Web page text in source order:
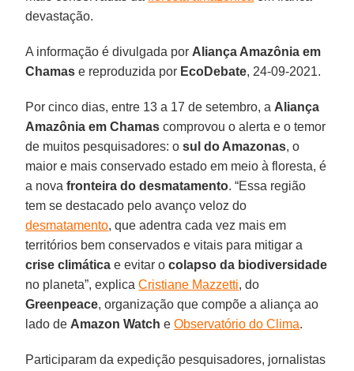
devastação.
A informação é divulgada por Aliança Amazônia em
Chamas e reproduzida por EcoDebate, 24-09-2021.
Por cinco dias, entre 13 a 17 de setembro, a Aliança
Amazônia em Chamas comprovou o alerta e o temor
de muitos pesquisadores: osul do Amazonas, o
maior e mais conservado estado em meio à floresta, é
a novafronteira do desmatamento. “Essa região
tem se destacado pelo avanço veloz do
desmatamento, que adentra cada vez mais em
territórios bem conservados e vitais para mitigar a
crise climática e evitar ocolapso da biodiversidade
no planeta”, explicaCristiane Mazzetti, do
Greenpeace, organização que compõe a aliança ao
lado de Amazon Watch eObservatório do Clima.
Participaram da expedição pesquisadores, jornalistas